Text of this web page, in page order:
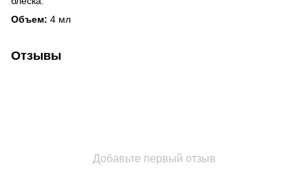
Объем: 4 мл
Отзывы
Добавьте первый отзыв